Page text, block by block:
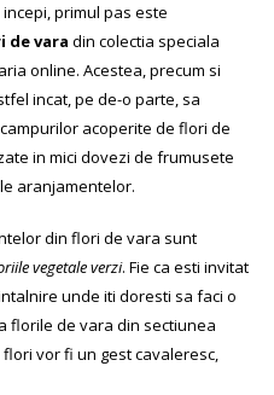
primul pas este
de vara din colectia speciala
online. Acestea, precum si
incat, pe de-o parte, sa
acoperite de flori de
in mici dovezi de frumusete
aranjamentelor.
din flori de vara sunt
vegetale verzi. Fie ca esti invitat
unde iti doresti sa faci o
florile de vara din sectiunea
vor fi un gest cavaleresc,